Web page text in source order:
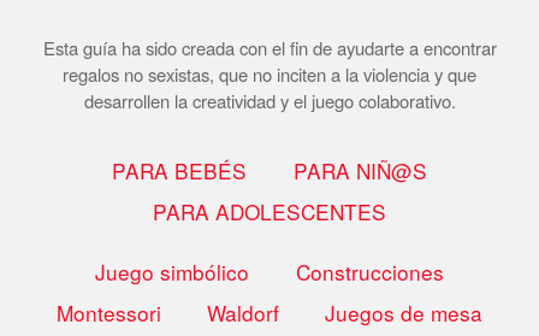
Esta guía ha sido creada con el fin de ayudarte a encontrar
regalos no sexistas, que no inciten a la violencia y que
desarrollen la creatividad y el juego colaborativo.
PARA BEBÉS
PARA NIÑ@S
PARA ADOLESCENTES
Juego simbólico
Construcciones
Montessori
Waldorf
Juegos de mesa